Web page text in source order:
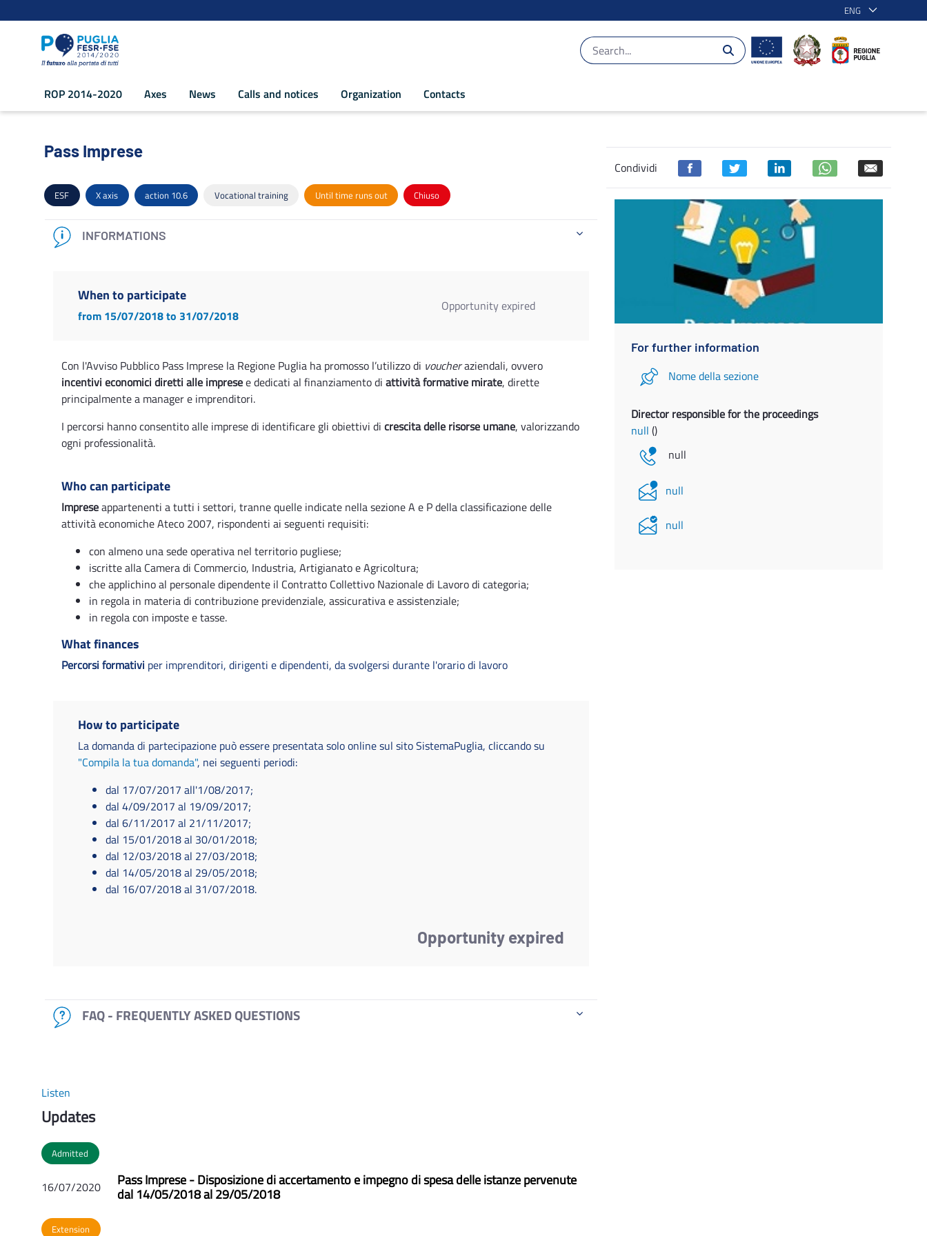
ENG
ROP 2014-2020 Axes News Calls and notices Organization Contacts
Pass Imprese - POR Puglia 2014-2020
Pass Imprese
ESF X axis action 10.6 Vocational training Until time runs out Chiuso
INFORMATIONS
When to participate
from 15/07/2018to 31/07/2018
Opportunity expired
Con l'Avviso Pubblico Pass Imprese la Regione Puglia ha promosso l’utilizzo di voucheraziendali, ovvero
incentivi economici diretti alle impresee dedicati al finanziamento di attività formative mirate, dirette
principalmente a manager e imprenditori.
I percorsi hanno consentito alle imprese di identificare gli obiettivi di crescita delle risorse umane, valorizzando
ogni professionalità.
Who can participate
Impreseappartenenti a tutti i settori, tranne quelle indicate nella sezione A e P della classificazione delle
attività economiche Ateco 2007, rispondenti ai seguenti requisiti:
con almeno una sede operativa nel territorio pugliese;
iscritte alla Camera di Commercio, Industria, Artigianato e Agricoltura;
che applichino al personale dipendente il Contratto Collettivo Nazionale di Lavoro di categoria;
in regola in materia di contribuzione previdenziale, assicurativa e assistenziale;
in regola con imposte e tasse.
What finances
Percorsi formativi per imprenditori, dirigenti e dipendenti, da svolgersi durante l'orario di lavoro
How to participate
La domanda di partecipazione può essere presentata solo online sul sito SistemaPuglia, cliccando su
"Compila la tua domanda", nei seguenti periodi:
dal 17/07/2017 all'1/08/2017;
dal 4/09/2017 al 19/09/2017;
dal 6/11/2017 al 21/11/2017;
dal 15/01/2018 al 30/01/2018;
dal 12/03/2018 al 27/03/2018;
dal 14/05/2018 al 29/05/2018;
dal 16/07/2018 al 31/07/2018.
Opportunity expired
FAQ - FREQUENTLY ASKED QUESTIONS
Condividi
For further information
Nome della sezione
Director responsible for the proceedings
null ()
null
null
null
Listen
Updates
Admitted
16/07/2020 Pass Imprese - Disposizione di accertamento e impegno di spesa delle istanze pervenute
dal 14/05/2018 al 29/05/2018
Extension